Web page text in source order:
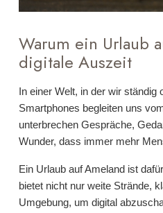
Warum ein Urlaub
digitale Auszeit
In einer Welt, in der wir
Smartphones begleiten uns
unterbrechen Gespräche,
Wunder, dass immer mehr
Ein Urlaub auf Ameland ist
bietet nicht nur weite Strände,
Umgebung, um digital